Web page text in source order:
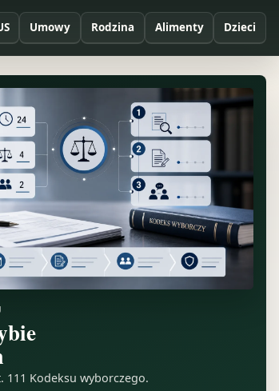
Umowy Rodzina Alimenty Dzieci
111 Kodeksu wyborczego.